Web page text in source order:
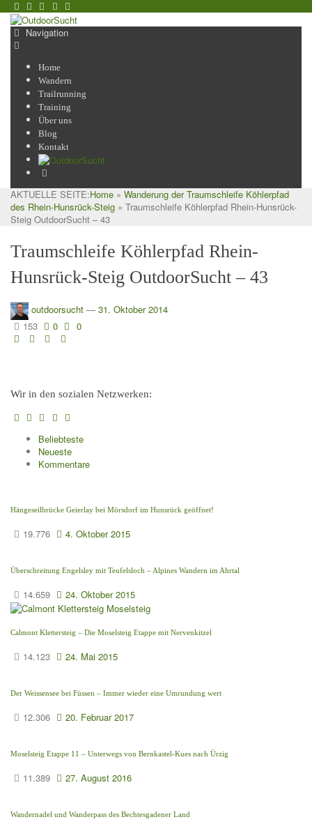
Navigation
Home
Wandern
Trailrunning
Training
Über uns
Blog
Kontakt
AKTUELLE SEITE:Home » Wanderung der Traumschleife Köhlerpfad
des Rhein-Hunsrück-Steig » Traumschleife Köhlerpfad Rhein-Hunsrück-
Steig OutdoorSucht – 43
Traumschleife Köhlerpfad Rhein-
Hunsrück-Steig OutdoorSucht – 43
outdoorsucht — 31. Oktober 2014
153
0 0
Wir in den sozialen Netzwerken:
Beliebteste
Neueste
Kommentare
Hängeseilbrücke Geierlay bei Mörsdorf im Hunsrück geöffnet!
19.776 4. Oktober 2015
Überschreitung Engelsley mit Teufelsloch – Alpines Wandern im Ahrtal
14.659 24. Oktober 2015
Calmont Klettersteig – Die Moselsteig Etappe mit Nervenkitzel
14.123 24. Mai 2015
Der Weissensee bei Füssen – Immer wieder eine Umrundung wert
12.306 20. Februar 2017
Moselsteig Etappe 11 – Unterwegs von Bernkastel-Kues nach Ürzig
11.389 27. August 2016
Wandernadel und Wanderpass des Bechtesgadener Land